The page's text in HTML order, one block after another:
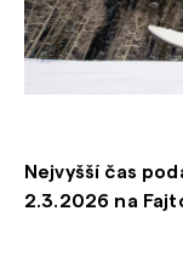
Nejvyšší čas
2.3.2026 na